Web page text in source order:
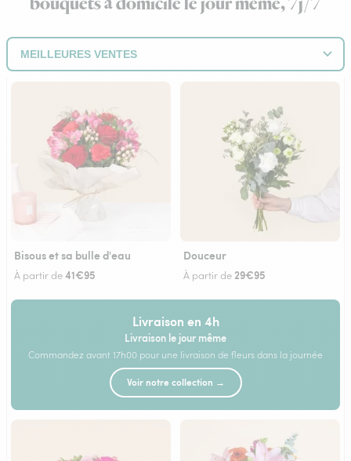
Bisous et sa bulle d'eau
À partir de41€95
Douceur
À partir de 29€95
Livraison en 4h
Livraison le jour même
Commandez avant 17h00 pour une livraison de fleurs dans la journée
Voir notre collection →